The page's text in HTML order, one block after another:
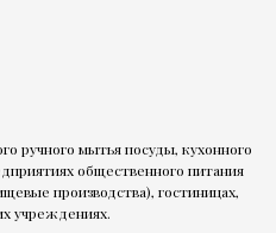
ручного мытья посуды, кухонного
общественного питания
производства), гостиницах,
учреждениях.